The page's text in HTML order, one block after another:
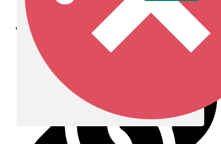
Diócesis de Zipaquirá